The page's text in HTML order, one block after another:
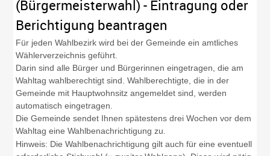
(Bürgermeisterwahl) - Eintragung oder
Berichtigung beantragen
Für jeden Wahlbezirk wird bei der Gemeinde ein amtliches
Wählerverzeichnis geführt.
Darin sind alle Bürger und Bürgerinnen eingetragen, die am
Wahltag wahlberechtigt sind. Wahlberechtigte, die in der
Gemeinde mit Hauptwohnsitz angemeldet sind, werden
automatisch eingetragen.
Die Gemeinde sendet Ihnen spätestens drei Wochen vor dem
Wahltag eine Wahlbenachrichtigung zu.
Hinweis: Die Wahlbenachrichtigung gilt auch für eine eventuell